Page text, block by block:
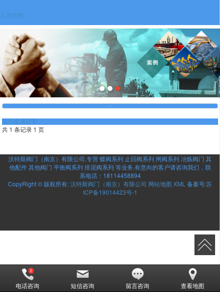
人才招聘
法兰金属软管
共 1 条记录 1 页
沃特斯阀门（南京）有限公司,专营蝶阀系列 止回阀系列 闸阀系列 冶炼阀门 其
他配件 其他阀门 平衡阀系列 排泥阀系列 等业务,有意向的客户请咨询我们，联
系电话： 18114458894
CopyRight © 版权所有:沃特斯阀门（南京）有限公司 网站地图 XML 备案号:苏
ICP备19014423号-1
电话咨询 短信咨询 留言咨询 查看地图